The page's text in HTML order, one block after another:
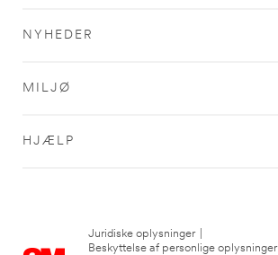
NYHEDER
MILJØ
HJÆLP
Juridiske oplysninger
Beskyttelse af personlige oplysninger